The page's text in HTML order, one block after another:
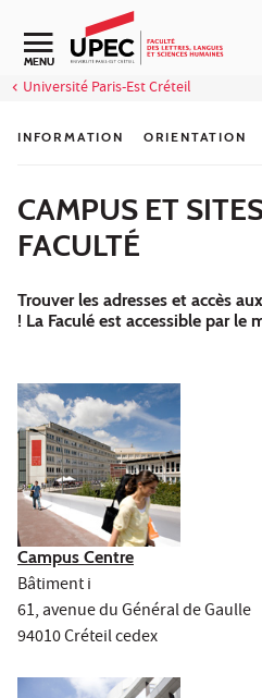
Aller au contenu
MENU
Université Paris-Est Créteil
INFORMATION ORIENTATION
CAMPUS ET
FACULTÉ
Trouver les adresses et accès
! La Faculé est accessible par le
Campus Centre
Bâtiment i
61, avenue du Général de Gaulle
94010 Créteil cedex